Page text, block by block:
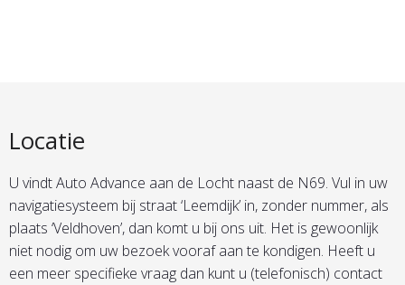
Locatie
U vindt Auto Advance aan de Locht naast de N69. Vul in uw
navigatiesysteem bij straat ‘Leemdijk’ in, zonder nummer, als
plaats ‘Veldhoven’, dan komt u bij ons uit. Het is gewoonlijk
niet nodig om uw bezoek vooraf aan te kondigen. Heeft u
een meer specifieke vraag dan kunt u (telefonisch) contact